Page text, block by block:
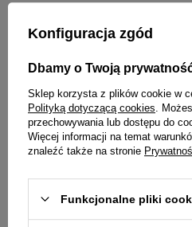
tarczy) pokryty odporną na
kolorze czarnym. Stalowy
TARCZA
Kolor czarny
BRANSOLETA
Wykonana ze stali
ZAPIĘCIE
Pełne, zamknięte,
regulacji
Konfiguracja zgód
Dbamy o Twoją
Sklep korzysta z plików cookie w
Polityką dotyczącą cookies .
przechowywania lub dostępu do
Więcej informacji na temat
znaleźć także na stronie
Funkcjonalne pliki